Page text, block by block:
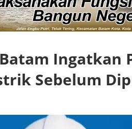
Ingatkan
Sebelum